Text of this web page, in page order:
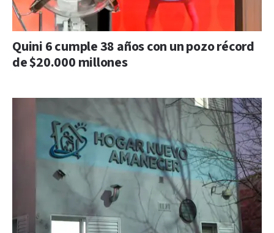
Quini 6 cumple 38 años con un pozo récord
de $20.000 millones